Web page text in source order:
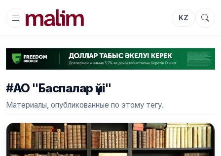
KZ
#АО "Баспалар үйі"
Материалы, опубликованные по этому тегу.